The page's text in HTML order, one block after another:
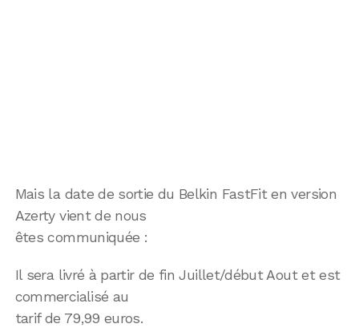
Mais la date de sortie du Belkin FastFit en version
Azerty vient de nous
êtes communiquée :
Il sera livré à partir de fin Juillet/début Aout et est
commercialisé au
tarif de 79,99 euros.